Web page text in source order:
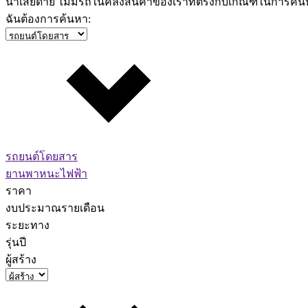
ฉันต้องการค้นหา:
รถยนต์โดยสาร
ยานพาหนะไฟฟ้า
ราคา
งบประมาณรายเดือน
ระยะทาง
รุ่นปี
ผู้สร้าง